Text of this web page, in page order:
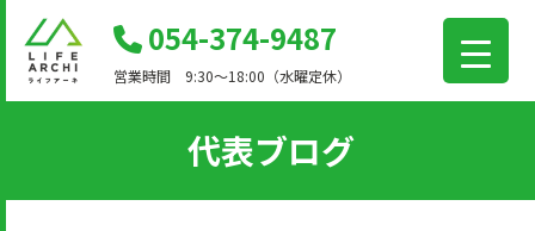
054-374-9487
営業時間 9:30～18:00（水曜定休）
代表ブログ